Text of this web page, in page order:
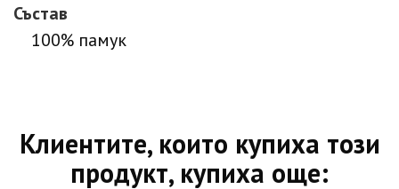
Състав
100% памук
Клиентите, които купиха този
продукт, купиха още: